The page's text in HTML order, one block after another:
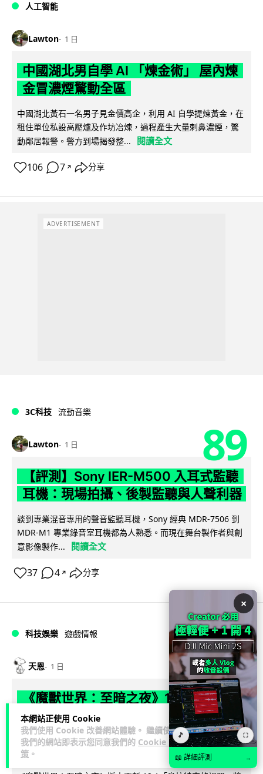
本網站正使用 Cookie
我們使用 Cookie 改善網站體驗。 繼續使用
我們的網站即表示您同意我們的 Cookie 政
策 。
人工智能
Lawton 1 日
中國湖北男自學 AI 「煉金術」 屋內煉
金冒濃煙驚動全區
中國湖北黃石一名男子見金價高企，利用 AI 自學提煉黃金，在
租住單位私設高壓爐及作坊冶煉，過程產生大量刺鼻濃煙，驚
動鄰居報警。警方到場揭發整...
閱讀全文
106 7 ↗ 分享
ADVERTISEMENT
3C科技 流動音樂
Lawton 1 日 89
【評測】Sony IER-M500 入耳式監聽
耳機：現場拍攝、後製監聽與人聲利器
談到專業混音專用的聲音監聽耳機，Sony 經典 MDR-7506 到
MDR-M1 專業錄音室耳機都為人熟悉。而現在舞台製作者與創
意影像製作...
閱讀全文
37 4 ↗ 分享
科技娛樂 遊戲情報
天恩 1 日
《魔獸世界：至暗之夜》12.1 「烏拉特
克的詛咒」專訪：巢穴不為提高世界首
領門檻而設 《諸王之眠》縮短約 10 分
鐘
×
🎵 ⛶
📖 詳細評測 →